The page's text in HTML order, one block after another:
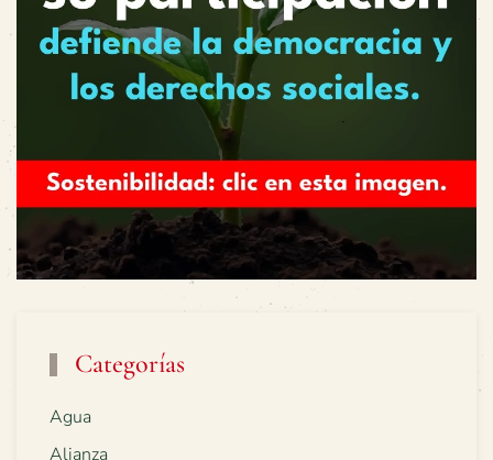
Categorías
Agua
Alianza